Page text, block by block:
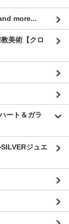
more...
美術【クロ
ート＆ガラ
ジュエ